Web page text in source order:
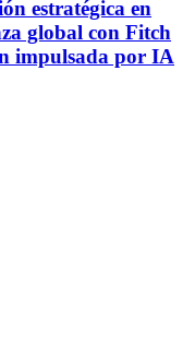
estratégica en
global con Fitch
impulsada por IA